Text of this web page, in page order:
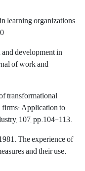
learning organizations.
development in
of work and
transformational
Application to
107, pp.104-113.
The experience of
and their use.